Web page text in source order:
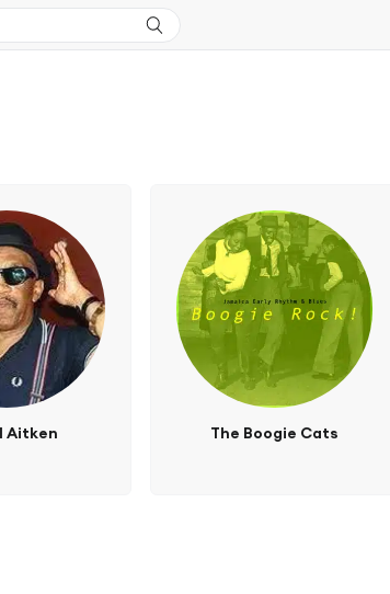
Aitken The Boogie Cats